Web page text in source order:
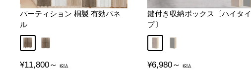
パーティション 桐製 有効パネ
ル
AタイプBタイプ
販
¥11,800～
鍵付き収納ボックス〔ハイタイ
プ〕
販
¥6,980～